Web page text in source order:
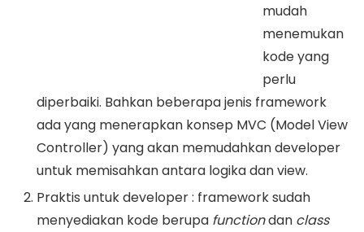
mudah
menemukan
kode yang
perlu
diperbaiki. Bahkan beberapa jenis framework
ada yang menerapkan konsep MVC (Model View
Controller) yang akan memudahkan developer
untuk memisahkan antara logika dan view.
Praktis untuk developer : framework sudah
menyediakan kode berupa functiondan class